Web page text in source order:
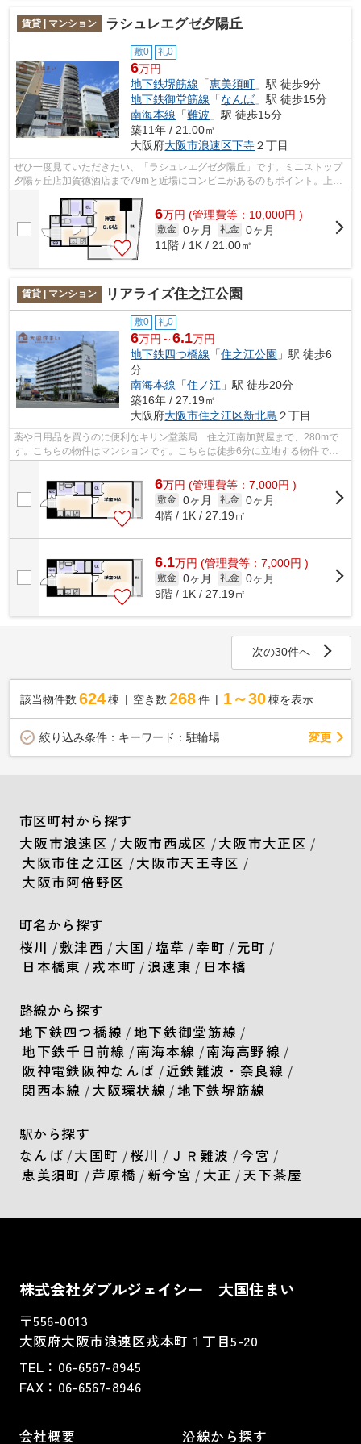
賃貸 | マンション ラシュレエグゼ夕陽丘
敷0 礼0
6万円
地下鉄堺筋線 「恵美須町 」駅 徒歩9分
地下鉄御堂筋線 「なんば」駅 徒歩15分
南海本線 「難波 」駅 徒歩15分
築11年 / 21.00㎡
大阪府大阪市浪速区下寺２丁目
ぜひ一度見ていただきたい、「ラシュレエグゼ夕陽丘」です。ミニストップ
夕陽ヶ丘店加賀徳酒店まで79mと近場にコンビニがあるのもポイント。上層
6万円 (管理費等：10,000円 )
敷金 0ヶ月 礼金 0ヶ月
11階 / 1K / 21.00㎡
賃貸 | マンション リアライズ住之江公園
敷0 礼0
6万円～6.1万円
地下鉄四つ橋線 「住之江公園 」駅 徒歩6
分
南海本線 「住ノ江 」駅 徒歩20分
築16年 / 27.19㎡
大阪府大阪市住之江区新北島 ２丁目
薬や日用品を買うのに便利なキリン堂薬局 住之江南加賀屋まで、280mで
す。こちらの物件はマンションです。こちらは徒歩6分に立地する物件で
6万円 (管理費等：7,000円 )
敷金 0ヶ月 礼金 0ヶ月
4階 / 1K / 27.19㎡
6.1万円 (管理費等：7,000円 )
敷金 0ヶ月 礼金 0ヶ月
9階 / 1K / 27.19㎡
次の30件へ
該当物件数 624棟 空き数 268 件 1～30 棟を表示
絞り込み条件： キーワード：駐輪場 変更
市区町村から探す
大阪市浪速区 / 大阪市西成区 /大阪市大正区 /
大阪市住之江区 /大阪市天王寺区 /
大阪市阿倍野区
町名から探す
桜川 /敷津西 / 大国 /塩草 /幸町 / 元町 /
日本橋東 /戎本町 / 浪速東 / 日本橋
路線から探す
地下鉄四つ橋線 /地下鉄御堂筋線 /
地下鉄千日前線 /南海本線 /南海高野線 /
阪神電鉄阪神なんば /近鉄難波・奈良線 /
関西本線 /大阪環状線 /地下鉄堺筋線
駅から探す
なんば /大国町 /桜川 / ＪＲ難波 /今宮 /
恵美須町 /芦原橋 /新今宮 / 大正 /天下茶屋
株式会社ダブルジェイシー 大国住まい
〒556-0013
大阪府大阪市浪速区戎本町１丁目5-20
TEL： 06-6567-8945
FAX：06-6567-8946
会社概要 沿線から探す